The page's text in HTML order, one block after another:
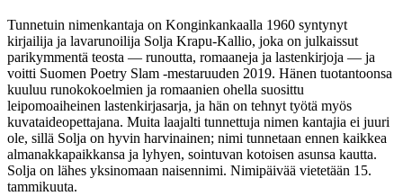
Tunnetuin nimenkantaja on Konginkankaalla 1960 syntynyt
kirjailija ja lavarunoilija Solja Krapu-Kallio, joka on julkaissut
parikymmentä teosta — runoutta, romaaneja ja lastenkirjoja — ja
voitti Suomen Poetry Slam -mestaruuden 2019. Hänen tuotantoonsa
kuuluu runokokoelmien ja romaanien ohella suosittu
leipomoaiheinen lastenkirjasarja, ja hän on tehnyt työtä myös
kuvataideopettajana. Muita laajalti tunnettuja nimen kantajia ei juuri
ole, sillä Solja on hyvin harvinainen; nimi tunnetaan ennen kaikkea
almanakkapaikkansa ja lyhyen, sointuvan kotoisen asunsa kautta.
Solja on lähes yksinomaan naisennimi. Nimipäivää vietetään 15.
tammikuuta.